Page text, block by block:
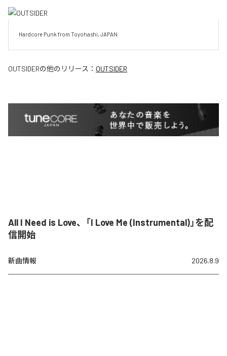
Hardcore Punk from Toyohashi, JAPAN
OUTSIDERの他のリリース： OUTSIDER
All I Need is Love、「I Love Me (Instrumental)」を配
信開始
新曲情報 2026.8.9